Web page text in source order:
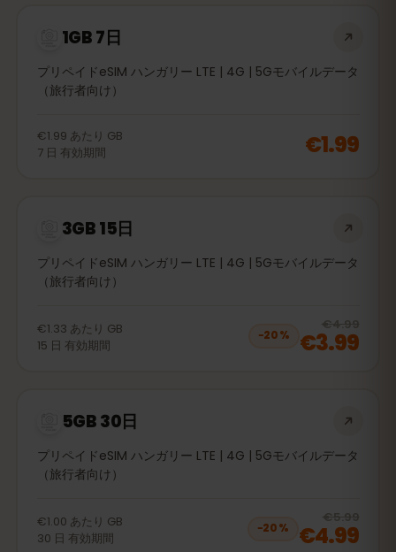
1GB 7日
プリペイドeSIM ハンガリー LTE | 4G | 5Gモバイルデータ
（旅行者向け）
€1.99 あたり GB
7 日 有効期間 €1.99
3GB 15日
プリペイドeSIM ハンガリー LTE | 4G | 5Gモバイルデータ
（旅行者向け）
€1.33 あたり GB
15 日 有効期間
−20%
€4.99
€3.99
5GB 30日
プリペイドeSIM ハンガリー LTE | 4G | 5Gモバイルデータ
（旅行者向け）
€1.00 あたり GB
30 日 有効期間
−20%
€5.99
€4.99